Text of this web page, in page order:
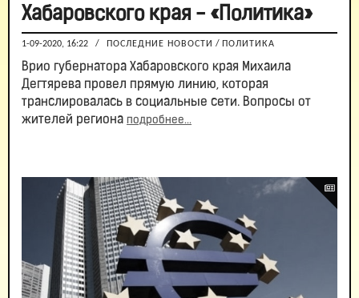
Хабаровского края - «Политика»
1-09-2020, 16:22 / ПОСЛЕДНИЕ НОВОСТИ / ПОЛИТИКА
Врио губернатора Хабаровского края Михаила
Дегтярева провел прямую линию, которая
транслировалась в социальные сети. Вопросы от
жителей региона подробнее...